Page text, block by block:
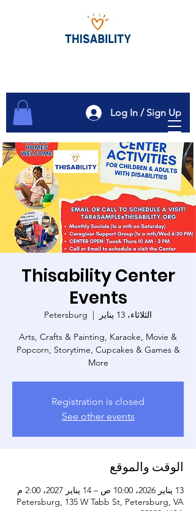
Log In / Sign Up
Thisability Center
Events
الثلاثاء، 13 يناير
  |
Petersburg
Arts, Crafts & Painting, Karaoke, Movie &
Popcorn, Storytime, Cupcakes & Games &
More
Registration is closed
See other events
الوقت والموقع
13 يناير 2026، 10:00 ص – 14 يناير 2027، 2:00 م
Petersburg, 135 W Tabb St, Petersburg, VA